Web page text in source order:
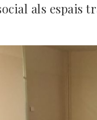
als espais